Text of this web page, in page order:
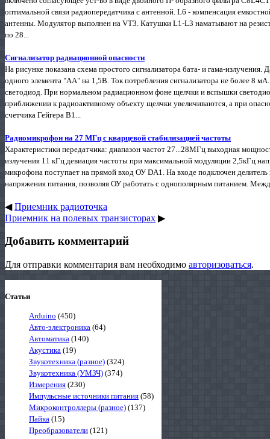
оптимальной связи радиопередатчика с антенной. L6 - компенсация
антенны. Модулятор выполнен на VT3. Катушки L1-L3 наматывают на
по 28...
Сигнализатор радиационной опасности
На рисунке показана схема простого сигнализатора бата- и гама-
одного элемента "АА" на 1,5В. Ток потребления сигнализатора не более 8
светодиод. При нормальном радиационном фоне щелчки и вспышки
приближении к радиоактивному объекту щелчки увеличиваются, а при
счетчика Гейгера В1...
Радиомикрофон на 27 МГц с кварцевой стабилизацией частоты
Характеристики передатчика: диапазон частот 27...28МГц выходная
излучения 11 кГц девиация частоты при максимальной модуляции 2,5кГц
микрофона поступает на прямой вход ОУ DA1. На входе подключен
напряжения питания, позволяя ОУ работать с однополярным питанием.
◀Приемник радиоточка
Приемник на полевых транзисторах ▶
Добавить комментарий
Для отправки комментария вам необходимо авторизоваться.
Статьи
Arduino (450)
Авто-электроника (64)
Автоматика (140)
Акустика (19)
Звукотехника (разное) (324)
Звукотехника (УМЗЧ) (374)
Измерения (230)
Импульсные источники питания (58)
Микроконтроллеры (разное) (137)
Пайка (15)
Преобразователи (121)